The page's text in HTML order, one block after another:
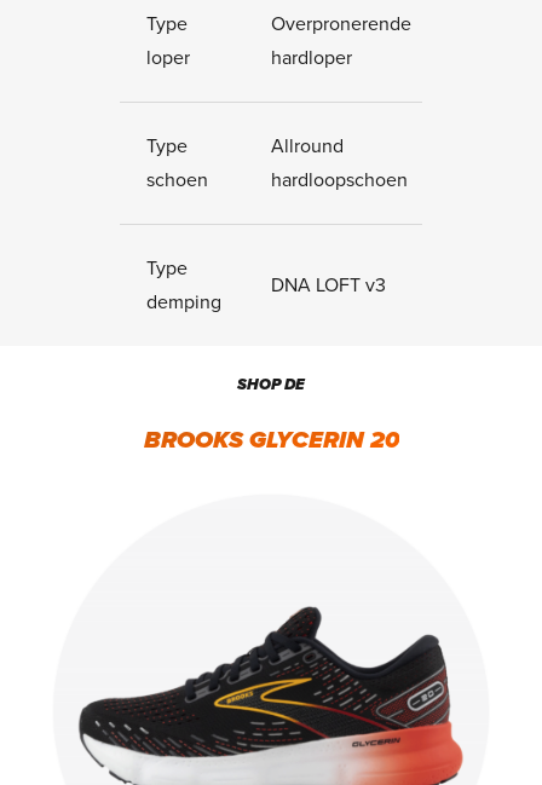
Type
loper
Overpronerende
hardloper
Type
schoen
Allround
hardloopschoen
Type
demping
DNA LOFT v3
SHOP DE
BROOKS GLYCERIN 20